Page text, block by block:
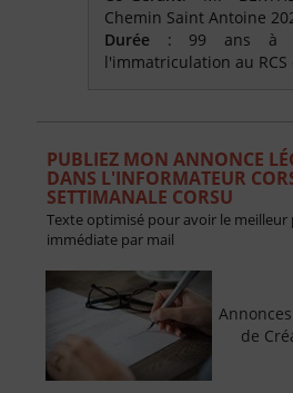
Chemin Saint Antoine
Durée : 99 ans à
l'immatriculation au RCS
PUBLIEZ MON ANNONCE
DANS L'INFORMATEUR
SETTIMANALE CORSU
Texte optimisé pour avoir le
immédiate par mail
de